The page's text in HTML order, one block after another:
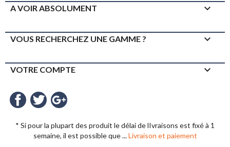
A VOIR ABSOLUMENT 
VOUS RECHERCHEZ UNE GAMME ? 
VOTRE COMPTE 
FacebookTwitter
* Si pour la plupart des produit le délai de lIvraisons est fixé à 1
semaine, il est possible que ...Livraison et paiement